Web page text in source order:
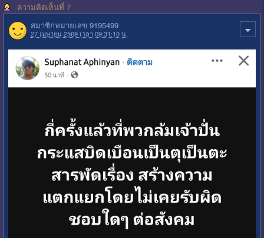
ความคิดเห็นที่ 7
สมาชิกหมายเลข 9195499
27 เมษายน 2569 เวลา 09:31:10 น.